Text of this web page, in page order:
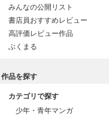
みんなの公開リスト
書店員おすすめレビュー
高評価レビュー作品
ぶくまる
作品を探す
カテゴリで探す
少年・青年マンガ